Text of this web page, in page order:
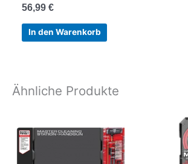
56,99€
In den Warenkorb
Ähnliche Produkte